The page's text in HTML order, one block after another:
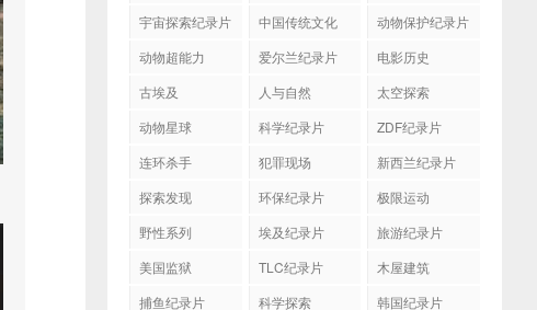
宇宙探索纪录片
中国传统文化
动物保护纪录片
动物超能力
爱尔兰纪录片
电影历史
古埃及
人与自然
太空探索
动物星球
科学纪录片
ZDF纪录片
连环杀手
犯罪现场
新西兰纪录片
探索发现
环保纪录片
极限运动
野性系列
埃及纪录片
旅游纪录片
美国监狱
TLC纪录片
木屋建筑
捕鱼纪录片
科学探索 韩国纪录片